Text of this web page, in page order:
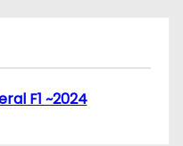
F1 ~2024